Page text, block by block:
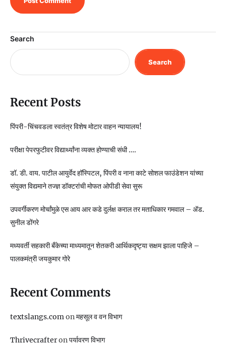
Search
Search
Recent Posts
पिंपरी-चिंचवडला स्वतंत्र विशेष मोटार वाहन न्यायालय!
परीक्षा पेपरफुटीवर विद्यार्थ्यांना व्यक्त होण्याची संधी ….
डॉ. डी. वाय. पाटील आयुर्वेद हॉस्पिटल, पिंपरी व नाना काटे सोशल फाउंडेशन यांच्या
संयुक्त विद्यमाने तज्ज्ञ डॉक्टरांची मोफत ओपीडी सेवा सुरू
उपवर्गीकरण मोर्चांमुळे एस आय आर कडे दुर्लक्ष कराल तर मताधिकार गमवाल – ॲड.
सुनील डोंगरे
मध्यवर्ती सहकारी बँकेच्या माध्यमातून शेतकरी आर्थिकदृष्ट्या सक्षम झाला पाहिजे –
पालकमंत्री जयकुमार गोरे
Recent Comments
textslangs.comonमहसूल व वन विभाग
Thrivecrafteronपर्यावरण विभाग